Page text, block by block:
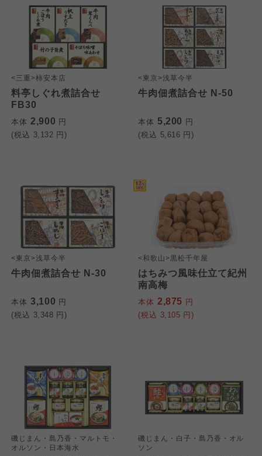
<三重>柿安本店
料亭しぐれ煮詰合せ
FB30
本体 2,900 円
(税込 3,132 円)
<東京>浅草今半
牛肉佃煮詰合せ N-50
本体 5,200 円
(税込 5,616 円)
<東京>浅草今半
牛肉佃煮詰合せ N-30
本体 3,100 円
(税込 3,348 円)
<和歌山>黒松千年屋
はちみつ風味仕立て紀州
南高梅
本体 2,875 円
(税込 3,105 円)
磯じまん・島乃香・マルトモ・
オルソン・日本海水
磯じまん・白子・島乃香・オル
ソン